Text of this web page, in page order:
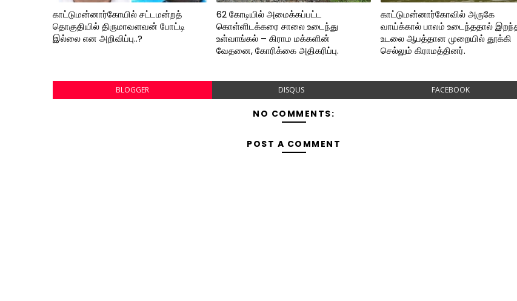
காட்டுமன்னார்கோயில் சட்டமன்றத்
தொகுதியில் திருமாவளவன் போட்டி
இல்லை என அறிவிப்பு..?
62 கோடியில் அமைக்கப்பட்ட
கொள்ளிடக்கரை சாலை உடைந்து
உள்வாங்கல் – கிராம மக்களின்
வேதனை, கோரிக்கை அதிகரிப்பு.
காட்டுமன்னார்கோவில் அருகே
வாய்க்கால் பாலம் உடைந்ததால்
உடலை ஆபத்தான முறையில் தூக்கி
செல்லும் கிராமத்தினர்.
BLOGGER DISQUS FACEBOOK
NO COMMENTS:
POST A COMMENT